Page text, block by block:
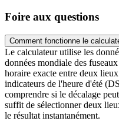
Foire aux questions
Comment fonctionne le
Le calculateur utilise les
données mondiale des
horaire exacte entre deux
indicateurs de l'heure d'été
comprendre si le décalage
suffit de sélectionner deux
le résultat instantanément.